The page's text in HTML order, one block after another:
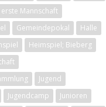
erste Mannschaft
Gemeindepokal
Halle
Heimspiel; Bieberg
Jugend
Jugendcamp
Junioren